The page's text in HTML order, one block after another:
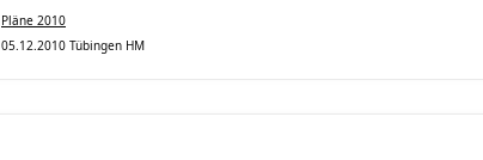
Pläne 2010
05.12.2010 Tübingen HM